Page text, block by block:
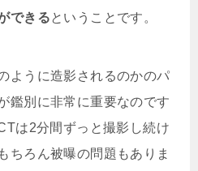
できるということです。
ように造影されるのかのパ
鑑別に非常に重要なのです
は2分間ずっと撮影し続け
ちろん被曝の問題もありま